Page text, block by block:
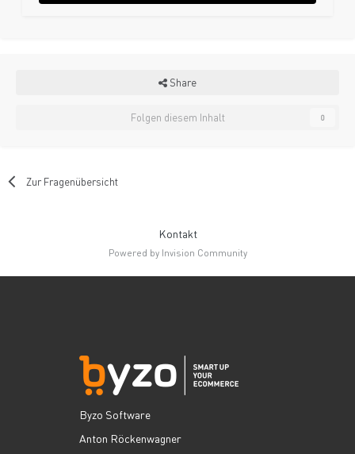
Share
Folgen diesem Inhalt 0
Zur Fragenübersicht
Kontakt
Powered by Invision Community
Byzo Software
Anton Röckenwagner